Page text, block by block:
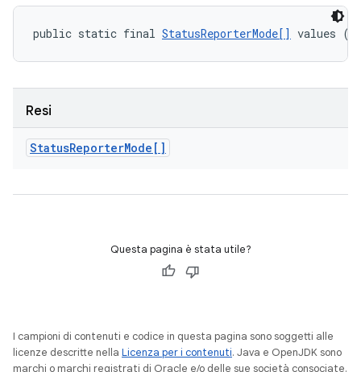
public static final StatusReporterMode[] values ()
Resi
StatusReporterMode[]
Questa pagina è stata utile?
I campioni di contenuti e codice in questa pagina sono soggetti alle
licenze descritte nella Licenza per i contenuti. Java e OpenJDK sono
marchi o marchi registrati di Oracle e/o delle sue società consociate.